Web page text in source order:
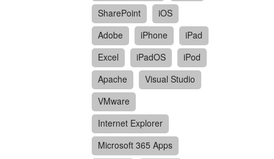
SharePoint
iOS
Adobe
iPhone
iPad
Excel
iPadOS
iPod
Apache
Visual Studio
VMware
Internet Explorer
Microsoft 365 Apps